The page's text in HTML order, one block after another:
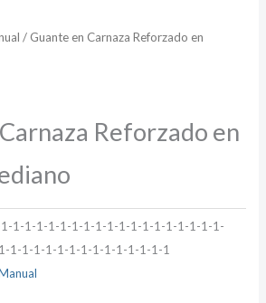
/ Guante en Carnaza Reforzado en
Reforzado en
1-1-1-1-1-1-1-1-1-1-1-1-1-1-1-1-1-1-
1-1-1-1-1-1-1-1-1-1-1-1-1-1